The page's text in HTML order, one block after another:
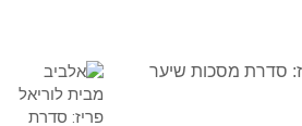
סדרת מסכות שיער